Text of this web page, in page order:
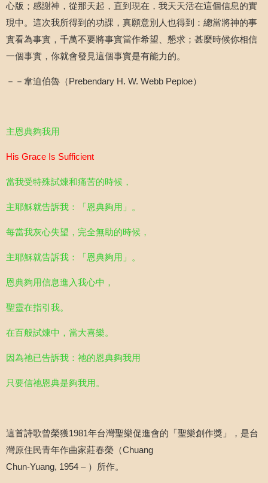
心版；感謝神，從那天起，直到現在，我天天活在這個信息的實
現中。這次我所得到的功課，真願意別人也得到：總當將神的事
實看為事實，千萬不要將事實當作希望、懇求；甚麼時候你相信
一個事實，你就會發見這個事實是有能力的。
－－韋迫伯魯（ Prebendary H. W. Webb Peploe）
主恩典夠我用
His Grace Is Sufficient
當我受特殊試煉和痛苦的時候，
主耶穌就告訴我：「恩典夠用」。
每當我灰心失望，完全無助的時候，
主耶穌就告訴我：「恩典夠用」。
恩典夠用信息進入我心中，
聖靈在指引我。
在百般試煉中，當大喜樂。
因為祂已告訴我：祂的恩典夠我用
只要信祂恩典是夠我用。
這首詩歌曾榮獲1981年台灣聖樂促進會的「聖樂創作獎」，是台
灣原住民青年作曲家莊春榮（Chuang
Chun-Yuang, 1954 – ）所作。